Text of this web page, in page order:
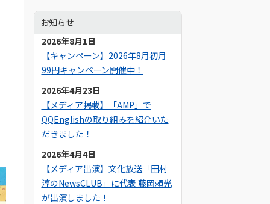
お知らせ
2026年8月1日
【キャンペーン】2026年8月初月
99円キャンペーン開催中！
2026年4月23日
【メディア掲載】「AMP」で
QQEnglishの取り組みを紹介いた
だきました！
2026年4月4日
【メディア出演】文化放送「田村
淳のNewsCLUB」に代表 藤岡頼光
が出演しました！